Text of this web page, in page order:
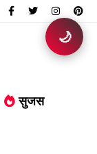
सुजस
🌙